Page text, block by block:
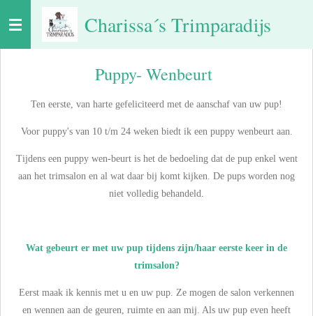
direct
naar
Charissa´s Trimparadijs
Puppy- Wenbeurt
Ten eerste, van harte gefeliciteerd met de aanschaf van uw pup!
Voor puppy's van 10 t/m 24 weken biedt ik een puppy wenbeurt aan.
Tijdens een puppy wen-beurt is het de bedoeling dat de pup enkel went
aan het trimsalon en al wat daar bij komt kijken. De pups worden nog
niet volledig behandeld.
Wat gebeurt er met uw pup tijdens zijn/haar eerste keer in de
trimsalon?
Eerst maak ik kennis met u en uw pup. Ze mogen de salon verkennen
en wennen aan de geuren, ruimte en aan mij. Als uw pup even heeft